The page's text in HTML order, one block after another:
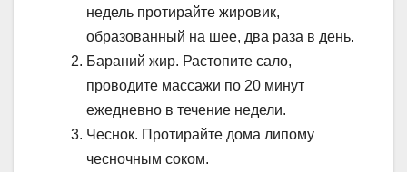
недель протирайте жировик,
образованный на шее, два раза в день.
Бараний жир. Растопите сало,
проводите массажи по 20 минут
ежедневно в течение недели.
Чеснок. Протирайте дома липому
чесночным соком.